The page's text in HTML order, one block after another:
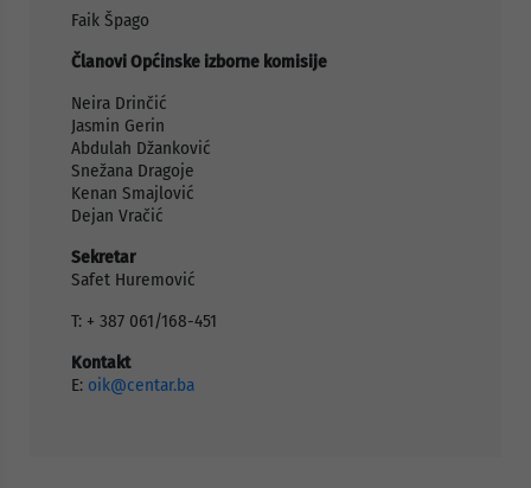
Faik Špago
Članovi Općinske izborne komisije
Neira Drinčić
Jasmin Gerin
Abdulah Džanković
Snežana Dragoje
Kenan Smajlović
Dejan Vračić
Sekretar
Safet Huremović
T: + 387 061/168-451
Kontakt
E: oik@centar.ba